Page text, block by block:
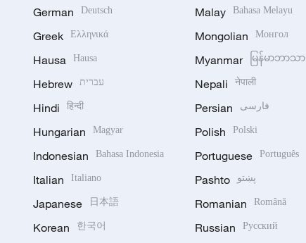
German Deutsch
Greek Ελληνικά
Hausa Hausa
Hebrew עברית
Hindi हिन्दी
Hungarian Magyar
Indonesian Bahasa Indonesia
Italian Italiano
Japanese 日本語
Korean 한국어
Malay Bahasa Melayu
Mongolian Монгол
Myanmar မြန်မာဘာသာ
Nepali नेपाली
Persian فارسی
Polish Polski
Portuguese Português
Pashto پښتو
Romanian Română
Russian Русский